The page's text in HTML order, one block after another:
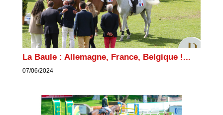
La Baule : Allemagne, France, Belgique !...
07/06/2024